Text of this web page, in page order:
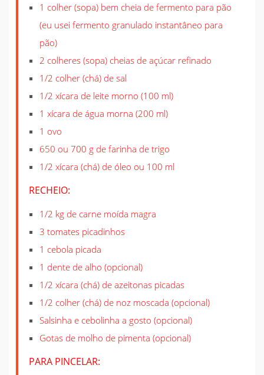
1 colher (sopa) bem cheia de fermento para pão
(eu usei fermento granulado instantâneo para
pão)
2 colheres (sopa) cheias de açúcar refinado
1/2 colher (chá) de sal
1/2 xícara de leite morno (100 ml)
1 xícara de água morna (200 ml)
1 ovo
650 ou 700 g de farinha de trigo
1/2 xícara (chá) de óleo ou 100 ml
RECHEIO:
1/2 kg de carne moída magra
3 tomates picadinhos
1 cebola picada
1 dente de alho (opcional)
1/2 xícara (chá) de azeitonas picadas
1/2 colher (chá) de noz moscada (opcional)
Salsinha e cebolinha a gosto (opcional)
Gotas de molho de pimenta (opcional)
PARA PINCELAR: